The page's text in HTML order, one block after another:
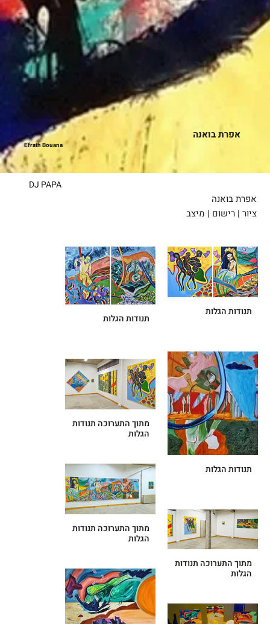
אפרת בואנה
Efrath Bouana
אפרת בואנה
ציור | רישום | מיצב
DJ PAPA
תנודות הגלות
תנודות הגלות
תנודות הגלות
מתוך התערוכה תנודות
הגלות
מתוך התערוכה תנודות
הגלות
מתוך התערוכה תנודות
הגלות